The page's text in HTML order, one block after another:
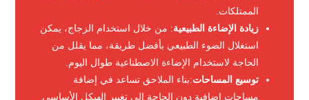
الممتلكات.
زيادة الإضاءة الطبيعية: من خلال استخدام الزجاج، يمكن
استغلال الضوء الطبيعي بأفضل طريقة، مما يقلل من
الحاجة لاستخدام الإضاءة الاصطناعية طوال اليوم.
توسيع المساحات:بناء الملاحق تساعد في إضافة
مساحات إضافية دون الحاجة إلى تغيير الهيكل الأساسي